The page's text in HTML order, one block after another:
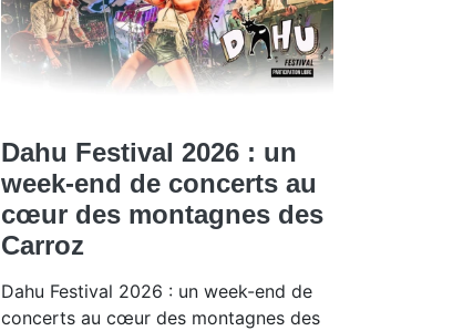
Dahu Festival 2026 : un
week-end de concerts au
cœur des montagnes des
Carroz
Dahu Festival 2026 : un week-end de
concerts au cœur des montagnes des